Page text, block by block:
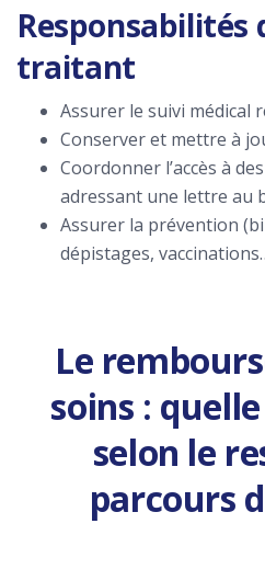
Responsabilités
traitant
Assurer le suivi médical
Conserver et mettre à
Coordonner l’accès à
adressant une lettre au
Assurer la prévention
dépistages,
Le
soins :
selon le
parcours